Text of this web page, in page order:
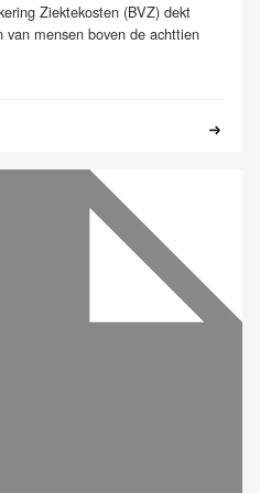
Ziektekosten (BVZ) dekt
mensen boven de achttien